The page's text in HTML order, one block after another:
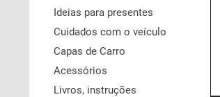
Ideias para presentes
Cuidados com o veículo
Capas de Carro
Acessórios
Livros, instruções